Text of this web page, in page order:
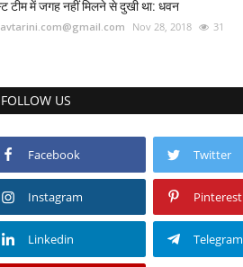
टीम में जगह नहीं मिलने से दुखी था: धवन
Nov 28, 2018 31
FOLLOW US
Facebook Twitter
Instagram Pinterest
Linkedin Telegram